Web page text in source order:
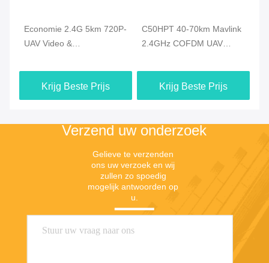
Economie 2.4G 5km 720P-
UAV Video &
Hommel de Videozender
HDMI - verbinding
Krijg Beste Prijs
C50HPT 40-70km Mavlink
2.4GHz COFDM UAV
langeafstand UP/Downlink
Krijg Beste Prijs
Verzend uw onderzoek
Gelieve te verzenden
ons uw verzoek en wij
zullen zo spoedig
mogelijk antwoorden op
u.